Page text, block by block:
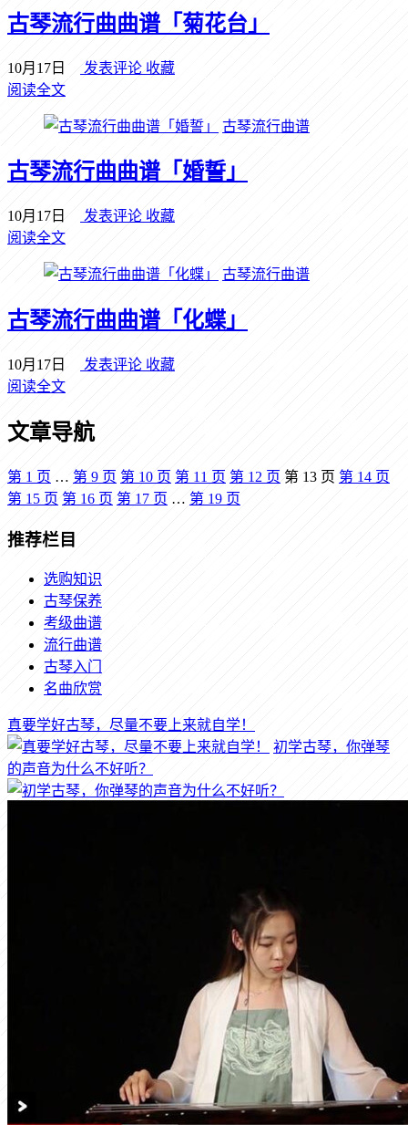
古琴流行曲曲谱「菊花台」
10月17日 发表评论 收藏
阅读全文
古琴流行曲谱
古琴流行曲曲谱「婚誓」
10月17日 发表评论 收藏
阅读全文
古琴流行曲谱
古琴流行曲曲谱「化蝶」
10月17日 发表评论 收藏
阅读全文
文章导航
第 1 页 … 第 9 页 第 10 页 第 11 页 第 12 页 第 13 页 第 14 页
第 15 页 第 16 页 第 17 页 … 第 19 页
推荐栏目
选购知识
古琴保养
考级曲谱
流行曲谱
古琴入门
名曲欣赏
真要学好古琴，尽量不要上来就自学！
初学古琴，你弹琴
的声音为什么不好听？